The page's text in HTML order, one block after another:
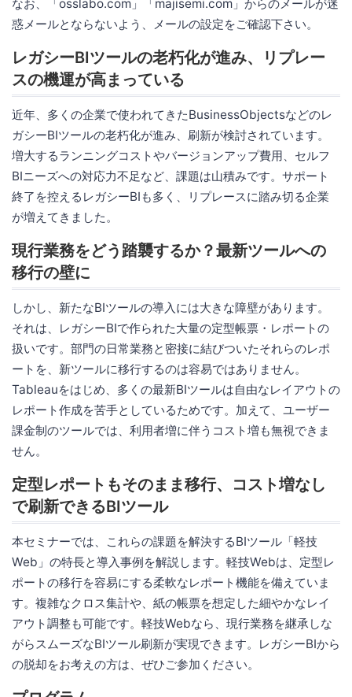
なお、「osslabo.com」「majisemi.com」からのメールが迷
惑メールとならないよう、メールの設定をご確認下さい。
レガシーBIツールの老朽化が進み、リプレー
スの機運が高まっている
近年、多くの企業で使われてきたBusinessObjectsなどのレ
ガシーBIツールの老朽化が進み、刷新が検討されています。
増大するランニングコストやバージョンアップ費用、セルフ
BIニーズへの対応力不足など、課題は山積みです。サポート
終了を控えるレガシーBIも多く、リプレースに踏み切る企業
が増えてきました。
現行業務をどう踏襲するか？最新ツールへの
移行の壁に
しかし、新たなBIツールの導入には大きな障壁があります。
それは、レガシーBIで作られた大量の定型帳票・レポートの
扱いです。部門の日常業務と密接に結びついたそれらのレポ
ートを、新ツールに移行するのは容易ではありません。
Tableauをはじめ、多くの最新BIツールは自由なレイアウトの
レポート作成を苦手としているためです。加えて、ユーザー
課金制のツールでは、利用者増に伴うコスト増も無視できま
せん。
定型レポートもそのまま移行、コスト増なし
で刷新できるBIツール
本セミナーでは、これらの課題を解決するBIツール「軽技
Web」の特長と導入事例を解説します。軽技Webは、定型レ
ポートの移行を容易にする柔軟なレポート機能を備えていま
す。複雑なクロス集計や、紙の帳票を想定した細やかなレイ
アウト調整も可能です。軽技Webなら、現行業務を継承しな
がらスムーズなBIツール刷新が実現できます。レガシーBIから
の脱却をお考えの方は、ぜひご参加ください。